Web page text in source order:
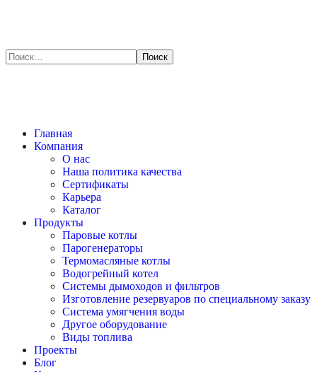
Главная
Компания
О нас
Наша политика качества
Сертификаты
Карьера
Каталог
Продукты
Паровые котлы
Парогенераторы
Термомасляные котлы
Водогрейный котел
Системы дымоходов и фильтров
Изготовление резервуаров по специальному заказу
Система умягчения воды
Другое оборудование
Виды топлива
Проекты
Блог